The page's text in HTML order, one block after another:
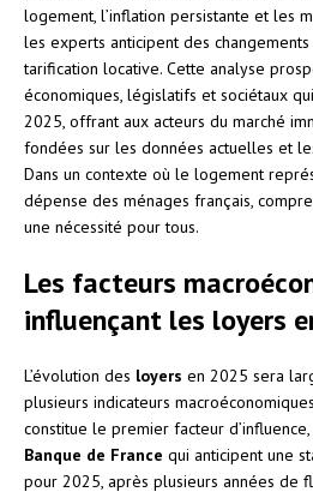
logement, l’inflation persistante et les
les experts anticipent des
tarification locative. Cette analyse
économiques, législatifs et sociétaux
2025, offrant aux acteurs du marché
fondées sur les données actuelles et
Dans un contexte où le logement
dépense des ménages français,
une nécessité pour tous.
Les facteurs
influençant les loyers
L’évolution des loyers en 2025 sera
plusieurs indicateurs macroéconomiques
constitue le premier facteur
Banque de France qui anticipent une
pour 2025, après plusieurs années de